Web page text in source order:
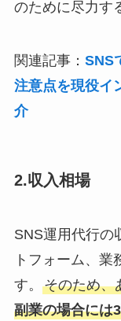
のために尽力す
関連記事： SNS
注意点を現役イ
介
2.収入相場
SNS運用代行の
トフォーム、業
す。 そのため、
副業の場合には